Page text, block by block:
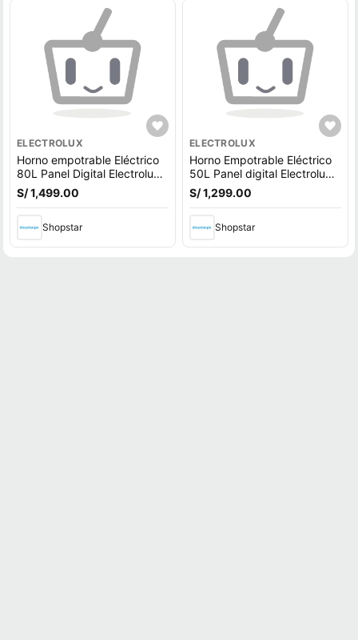
ELECTROLUX
Horno empotrable Eléctrico
80L Panel Digital Electrolux
OE8EA
S/ 1,499.00
Shopstar
ELECTROLUX
Horno Empotrable Eléctrico
50L Panel digital Electrolux
OE5EA
S/ 1,299.00
Shopstar